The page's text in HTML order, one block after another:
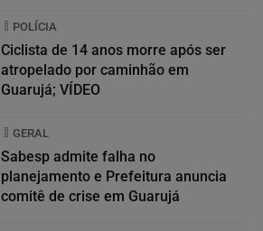
POLÍCIA
Ciclista de 14 anos morre após ser
atropelado por caminhão em
Guarujá; VÍDEO
GERAL
Sabesp admite falha no
planejamento e Prefeitura anuncia
comitê de crise em Guarujá